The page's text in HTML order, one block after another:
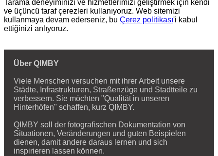
Tarama deneyiminizi ve hizmetlerimizi geliştirmek için kendi
ve üçüncü taraf çerezleri kullanıyoruz. Web sitemizi
kullanmaya devam ederseniz, bu Çerez politikası'i kabul
ettiğinizi anlıyoruz.
Über QIMBY
Viele Menschen versuchen mit ihrer Arbeit unsere
Städte, Infrastrukturen, Straßenzüge und Stadtteile zu
verbessern. Sie möchten "Qualität in unseren
Hinterhöfen" schaffen, kurz QIMBY.
QIMBY soll der fotografischen Dokumentation von
Situationen, Veränderungen und guten Beispielen
dienen, damit andere daraus lernen und sich
inspirieren lassen können.